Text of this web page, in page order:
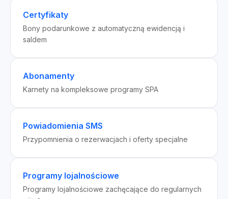
Certyfikaty
Bony podarunkowe z automatyczną ewidencją i
saldem
Abonamenty
Karnety na kompleksowe programy SPA
Powiadomienia SMS
Przypomnienia o rezerwacjach i oferty specjalne
Programy lojalnościowe
Programy lojalnościowe zachęcające do regularnych